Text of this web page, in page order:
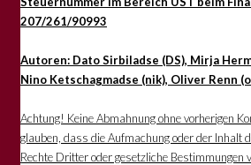
207/261/90993
Autoren: Dato Sirbiladse (DS), Mirja
Nino Ketschagmadse (nik), Oliver Renn
Achtung! Keine Abmahnung ohne vorherigen
glauben, dass die Aufmachung oder der Inhalt
Rechte Dritter oder gesetzliche